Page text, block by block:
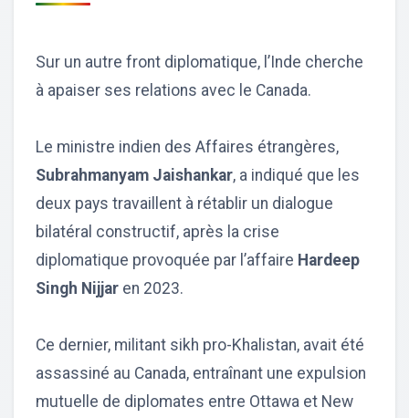
Sur un autre front diplomatique, l’Inde cherche
à apaiser ses relations avec le Canada.
Le ministre indien des Affaires étrangères,
Subrahmanyam Jaishankar, a indiqué que les
deux pays travaillent à rétablir un dialogue
bilatéral constructif, après la crise
diplomatique provoquée par l’affaire Hardeep
Singh Nijjar en 2023.
Ce dernier, militant sikh pro-Khalistan, avait été
assassiné au Canada, entraînant une expulsion
mutuelle de diplomates entre Ottawa et New